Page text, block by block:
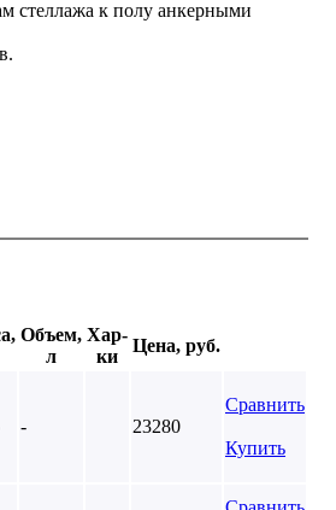
стеллажа к полу анкерными
Объем,
л
Хар-
ки
Цена, руб.
- 23280
Сравнить
Купить